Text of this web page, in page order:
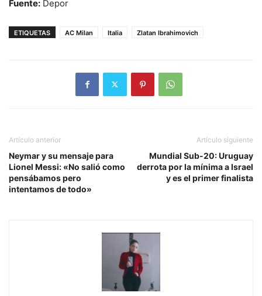
Fuente: Depor
ETIQUETAS AC Milan Italia Zlatan Ibrahimovich
Artículo anterior
Neymar y su mensaje para
Lionel Messi: «No salió como
pensábamos pero
intentamos de todo»
Artículo siguiente
Mundial Sub-20: Uruguay
derrota por la mínima a Israel
y es el primer finalista